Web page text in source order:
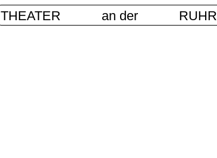
THEATER an der RUHR